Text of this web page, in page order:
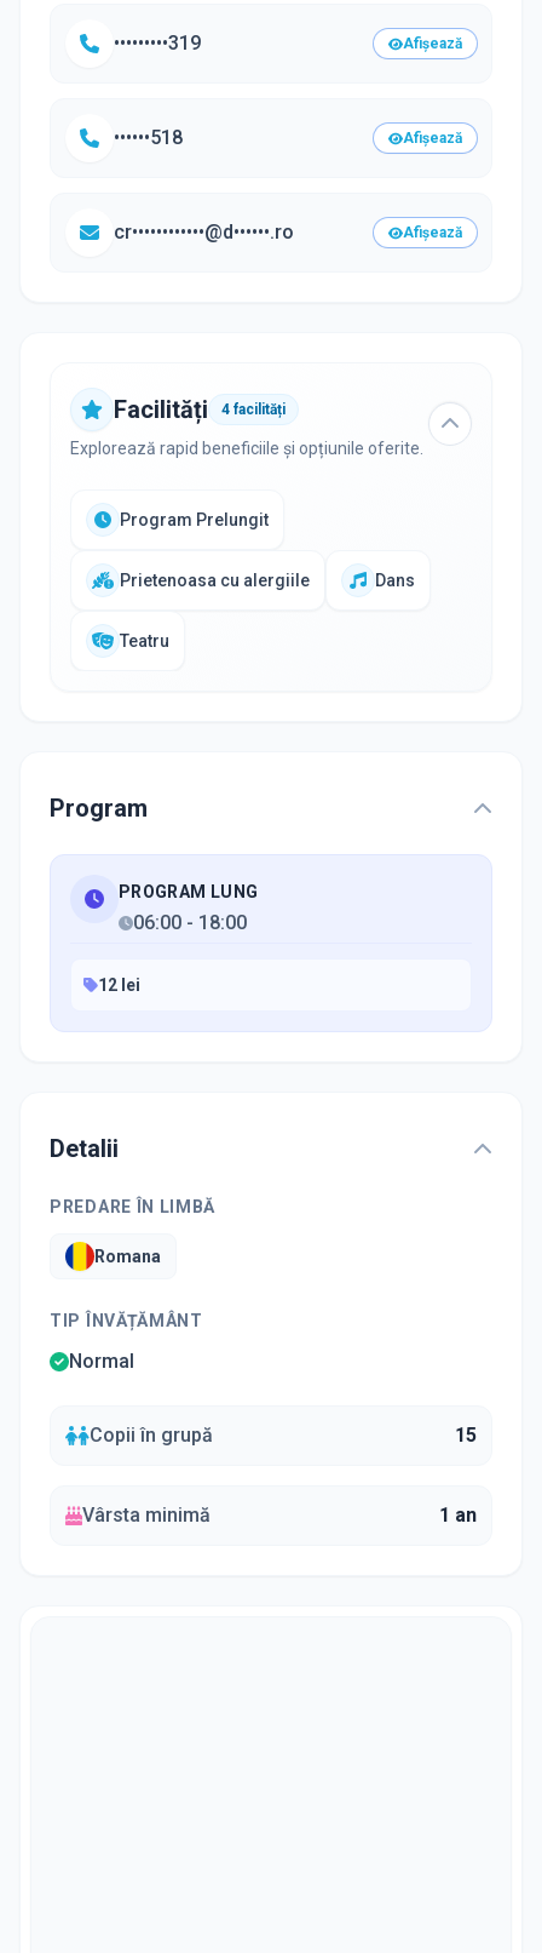
•••••••••319 Afișează
••••••518 Afișează
cr••••••••••••@d••••••.ro Afișează
Facilități 4 facilități
Explorează rapid beneficiile și opțiunile oferite.
Program Prelungit
Prietenoasa cu alergiile Dans
Teatru
Program
PROGRAM LUNG
06:00 - 18:00
12 lei
Detalii
PREDARE ÎN LIMBĂ
Romana
TIP ÎNVĂȚĂMÂNT
Normal
Copii în grupă 15
Vârsta minimă 1 an